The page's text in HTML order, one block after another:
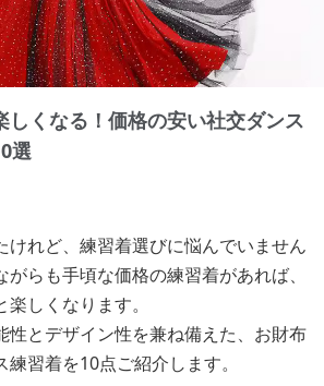
しくなる！価格の安い社交ダンス
選
けれど、練習着選びに悩んでいません
らも手頃な価格の練習着があれば、
しくなります。
性とデザイン性を兼ね備えた、お財布
習着を10点ご紹介します。